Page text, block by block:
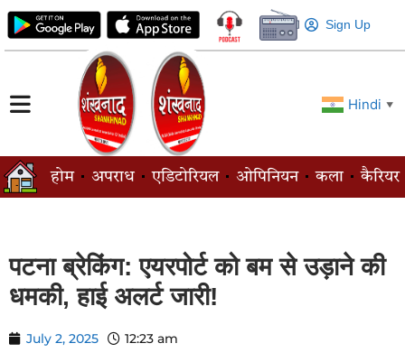
Sign Up
Hindi ▼
होम अपराध एडिटोरियल ओपिनियन कला कैरियर
पटना ब्रेकिंग: एयरपोर्ट को बम से उड़ाने की
धमकी, हाई अलर्ट जारी!
July 2, 2025 12:23 am